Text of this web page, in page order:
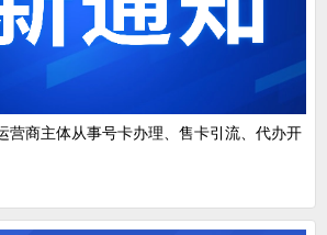
营商主体从事号卡办理、售卡引流、代办开